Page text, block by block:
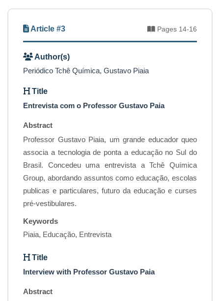
Article #3 Pages 14-16
Author(s)
Periódico Tchê Química, Gustavo Piaia
Title
Entrevista com o Professor Gustavo Paia
Abstract
Professor Gustavo Piaia, um grande educador queo
associa a tecnologia de ponta a educação no Sul do
Brasil. Concedeu uma entrevista a Tchê Química
Group, abordando assuntos como educação, escolas
publicas e particulares, futuro da educação e curses
pré-vestibulares.
Keywords
Piaia, Educação, Entrevista
Title
Interview with Professor Gustavo Paia
Abstract